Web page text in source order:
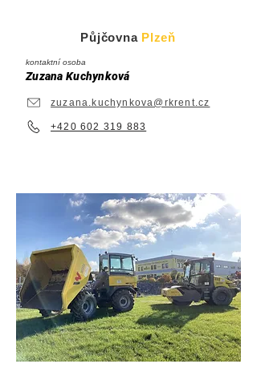
kontaktní osoba
Zuzana Kuchynková
zuzana.kuchynkova@rkrent.cz
+420 602 319 883
Půjčovna Plzeň